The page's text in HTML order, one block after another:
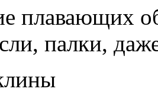
плавающих
палки,